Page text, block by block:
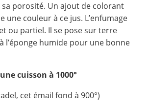
porosité. Un ajout de colorant
une couleur à ce jus. L’enfumage
ou partiel. Il se pose sur terre
l’éponge humide pour une bonne
cuisson à 1000°
cet émail fond à 900°)